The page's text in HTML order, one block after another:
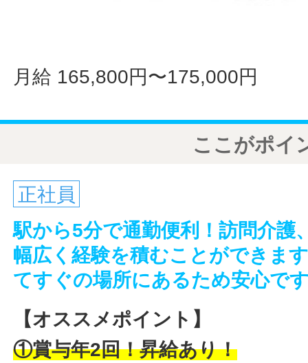
月給 165,800円〜175,000円
ここがポイ
正社員
駅から5分で通勤便利！訪問介護
幅広く経験を積むことができま
てすぐの場所にあるため安心で
【オススメポイント】
①賞与年2回！昇給あり！